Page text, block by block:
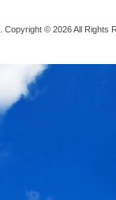
. Copyright © 2026 All Rights